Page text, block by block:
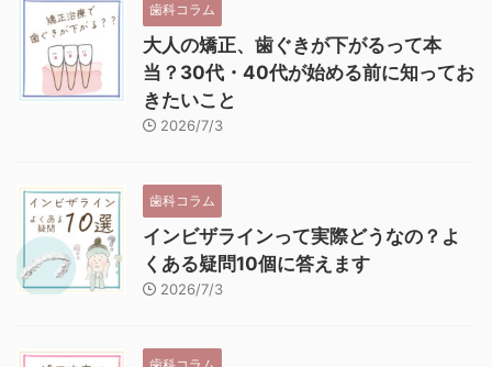
歯科コラム
大人の矯正、歯ぐきが下がるって本
当？30代・40代が始める前に知ってお
きたいこと
2026/7/3
歯科コラム
インビザラインって実際どうなの？よ
くある疑問10個に答えます
2026/7/3